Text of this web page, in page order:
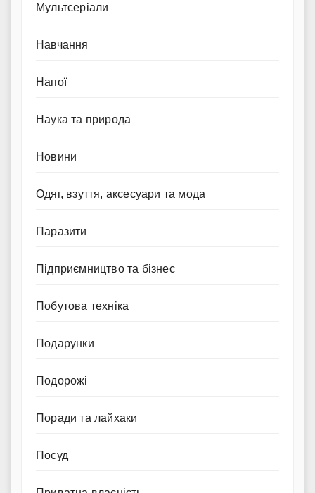
Мультсеріали
Навчання
Напої
Наука та природа
Новини
Одяг, взуття, аксесуари та мода
Паразити
Підприємництво та бізнес
Побутова техніка
Подарунки
Подорожі
Поради та лайхаки
Посуд